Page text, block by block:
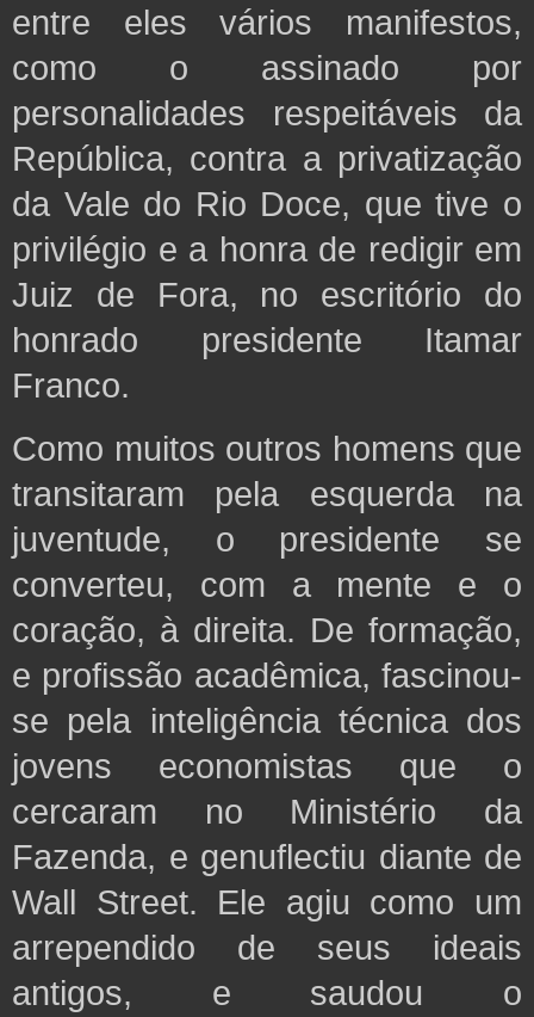
entre eles vários manifestos,
como o assinado por
personalidades respeitáveis da
República, contra a privatização
da Vale do Rio Doce, que tive o
privilégio e a honra de redigir em
Juiz de Fora, no escritório do
honrado presidente Itamar
Franco.
Como muitos outros homens que
transitaram pela esquerda na
juventude, o presidente se
converteu, com a mente e o
coração, à direita. De formação,
e profissão acadêmica, fascinou-
se pela inteligência técnica dos
jovens economistas que o
cercaram no Ministério da
Fazenda, e genuflectiu diante de
Wall Street. Ele agiu como um
arrependido de seus ideais
antigos, e saudou o